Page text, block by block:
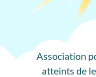
Association
atteints de